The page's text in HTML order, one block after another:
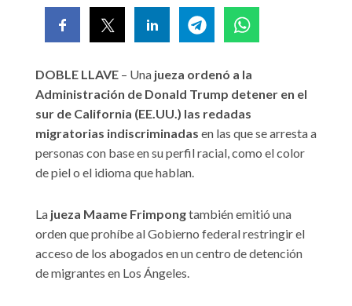
DOBLE LLAVE – Una jueza ordenó a la
Administración de Donald Trump detener en el
sur de California (EE.UU.) las redadas
migratorias indiscriminadas en las que se arresta a
personas con base en su perfil racial, como el color
de piel o el idioma que hablan.
La jueza Maame Frimpongtambién emitió una
orden que prohíbe al Gobierno federal restringir el
acceso de los abogados en un centro de detención
de migrantes en Los Ángeles.